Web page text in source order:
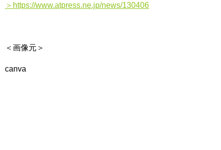
＞https://www.atpress.ne.jp/news/130406
＜画像元＞
canva